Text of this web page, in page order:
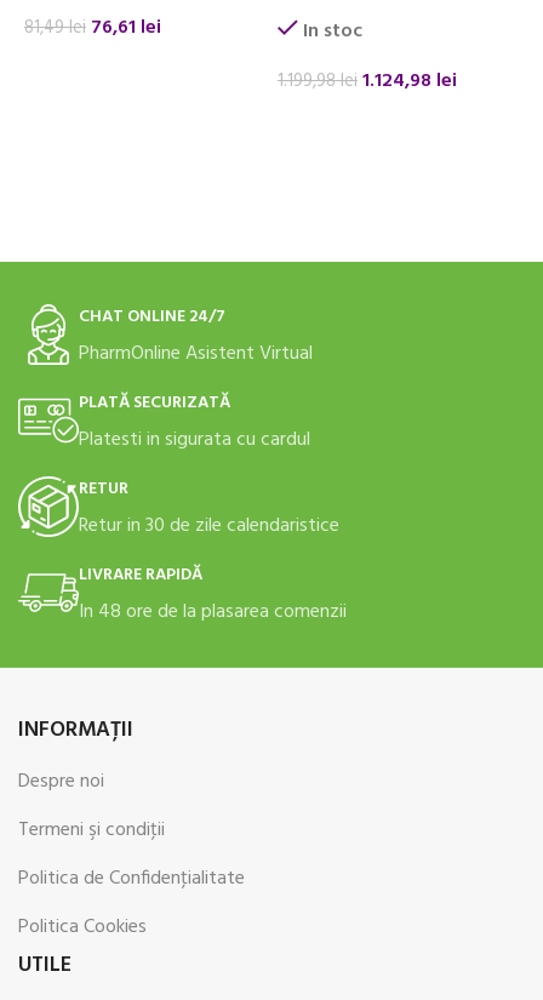
81,49lei 76,61 lei
In stoc
1.199,98lei1.124,98 lei
CHAT ONLINE 24/7
PharmOnline Asistent Virtual
PLATĂ SECURIZATĂ
Platesti in sigurata cu cardul
RETUR
Retur in 30 de zile calendaristice
LIVRARE RAPIDĂ
In 48 ore de la plasarea comenzii
INFORMAŢII
Despre noi
Termeni şi condiţii
Politica de Confidenţialitate
Politica Cookies
UTILE